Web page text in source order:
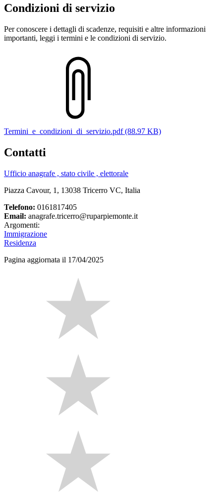
Condizioni di servizio
Per conoscere i dettagli di scadenze, requisiti e altre informazioni
importanti, leggi i termini e le condizioni di servizio.
Termini_e_condizioni_di_servizio.pdf (88.97 KB)
Contatti
Ufficio anagrafe , stato civile , elettorale
Piazza Cavour, 1, 13038 Tricerro VC, Italia
Telefono: 0161817405
Email: anagrafe.tricerro@ruparpiemonte.it
Argomenti:
Immigrazione
Residenza
Pagina aggiornata il 17/04/2025